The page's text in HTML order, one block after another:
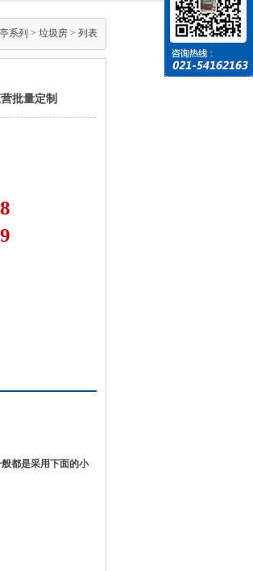
系列 > 垃圾房 > 列表
批量定制
都是采用下面的小